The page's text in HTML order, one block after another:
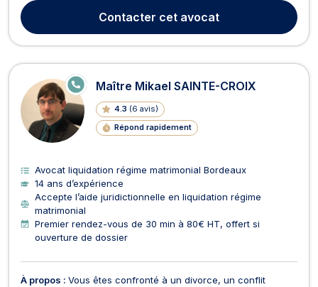
ans, Maître GUTIERREZ-MAURE accompagne ses clients avec
écoute, humanité et détermination dans les mom...
Contacter cet avocat
Maître Mikael SAINTE-CROIX
4.3 (6 avis)
Répond rapidement
E
N
LI
G
N
E
Avocat liquidation régime matrimonial Bordeaux
14 ans d’expérience
Accepte l’aide juridictionnelle en liquidation régime
matrimonial
Premier rendez-vous de 30 min à 80€ HT, offert si
ouverture de dossier
À propos : Vous êtes confronté à un divorce, un conflit